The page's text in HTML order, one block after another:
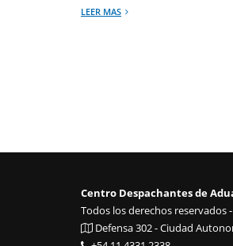
LEER MAS
Centro Despachantes de
Todos los derechos reservados
Defensa 302 - Ciudad